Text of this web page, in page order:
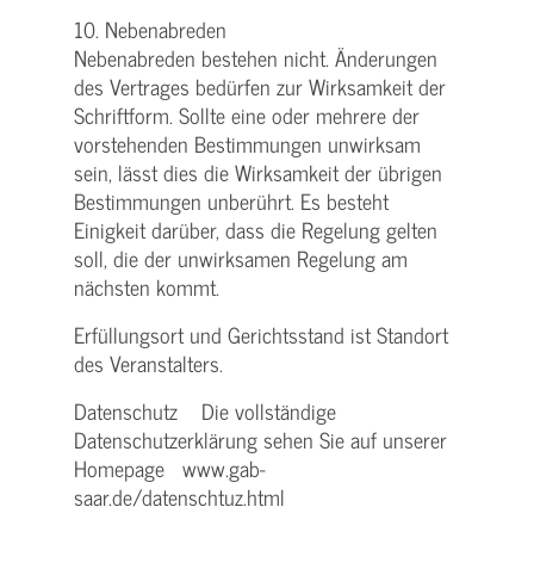
10. Nebenabreden
Nebenabreden bestehen nicht. Änderungen
des Vertrages bedürfen zur Wirksamkeit der
Schriftform. Sollte eine oder mehrere der
vorstehenden Bestimmungen unwirksam
sein, lässt dies die Wirksamkeit der übrigen
Bestimmungen unberührt. Es besteht
Einigkeit darüber, dass die Regelung gelten
soll, die der unwirksamen Regelung am
nächsten kommt.
Erfüllungsort und Gerichtsstand ist Standort
des Veranstalters.
Datenschutz Die vollständige
Datenschutzerklärung sehen Sie auf unserer
Homepage www.gab-
saar.de/datenschtuz.html